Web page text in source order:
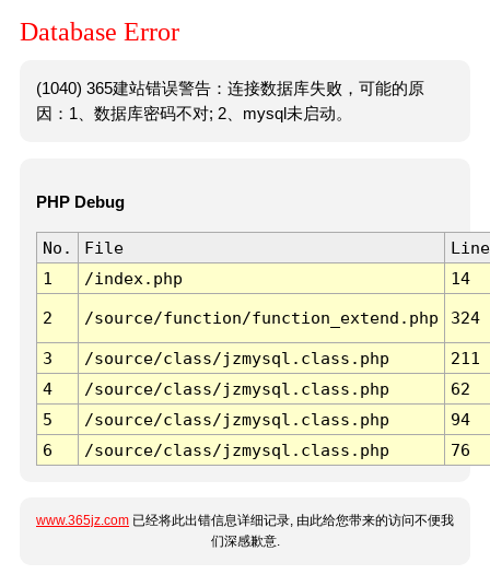
Database Error
(1040) 365建站错误警告：连接数据库失败，可能的原
因：1、数据库密码不对; 2、mysql未启动。
PHP Debug
No. File
Line
1
/index.php 14
2 /source/function/function_extend.php 324
3 /source/class/jzmysql.class.php
211
4
/source/class/jzmysql.class.php
62
5
/source/class/jzmysql.class.php
94
6
/source/class/jzmysql.class.php 76
www.365jz.com 已经将此出错信息详细记录, 由此给您带来的访问不便我
们深感歉意.